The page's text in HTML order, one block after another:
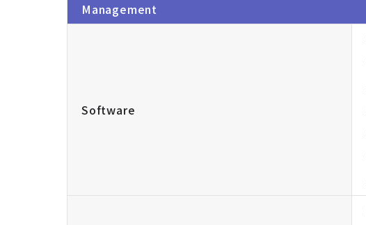
Management
Software